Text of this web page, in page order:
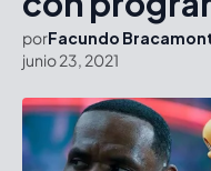
porFacundo
junio 23, 2021